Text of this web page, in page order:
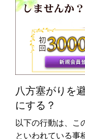
八方塞がりを
にする？
以下の行動は、こ
といわれている事